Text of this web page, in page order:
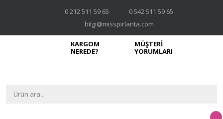
0 212 511 59 65
0 542 511 59 65
bilgi@misspirlanta.com
KARGOM
NEREDE?
MÜŞTERİ
YORUMLARI